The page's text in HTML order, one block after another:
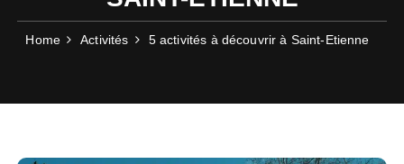
Home Activités 5 activités à découvrir à Saint-Etienne